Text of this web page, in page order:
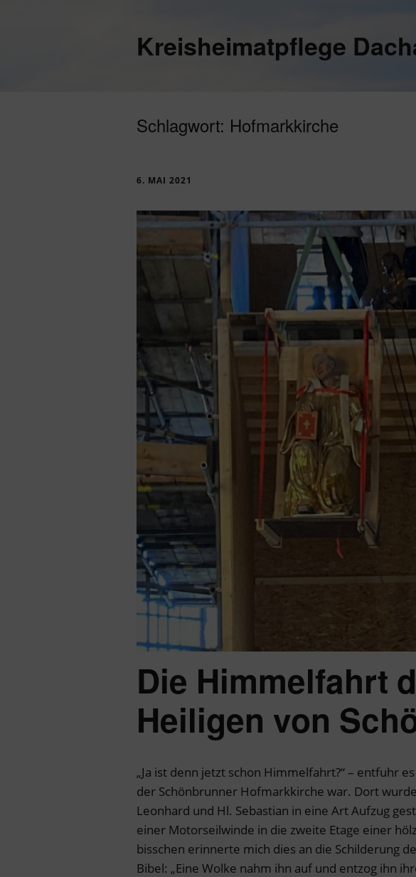
Kreisheimatpflege
Schlagwort: Hofmarkkirche
6. MAI 2021
Die Himmelfahrt
Heiligen von
„Ja ist denn jetzt schon Himmelfahrt?“ – entfuhr
der Schönbrunner Hofmarkkirche war. Dort
Leonhard und Hl. Sebastian in eine Art Aufzug
einer Motorseilwinde in die zweite Etage einer
bisschen erinnerte mich dies an die Schilderung
Bibel: „Eine Wolke nahm ihn auf und entzog ihn